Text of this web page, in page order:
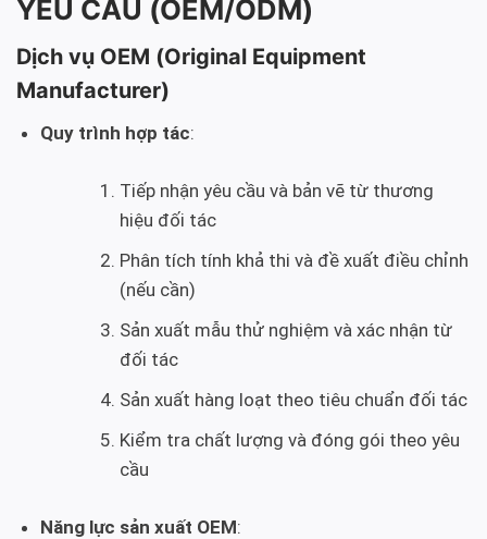
YÊU CẦU (OEM/ODM)
Dịch vụ OEM (Original Equipment
Manufacturer)
Quy trình hợp tác:
Tiếp nhận yêu cầu và bản vẽ từ thương
hiệu đối tác
Phân tích tính khả thi và đề xuất điều chỉnh
(nếu cần)
Sản xuất mẫu thử nghiệm và xác nhận từ
đối tác
Sản xuất hàng loạt theo tiêu chuẩn đối tác
Kiểm tra chất lượng và đóng gói theo yêu
cầu
Năng lực sản xuất OEM: